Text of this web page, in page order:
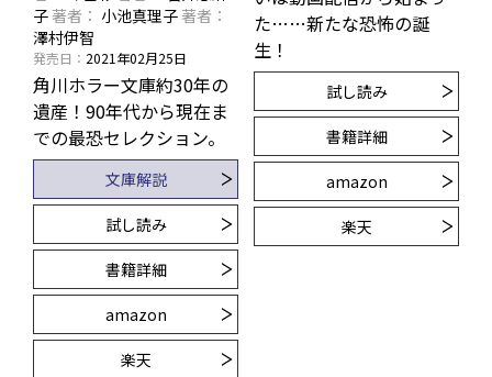
子著者 小池真理子著者
澤村伊智
発売日 2021年02月25日
角川ホラー文庫約30年の
遺産！90年代から現在ま
での最恐セレクション。
文庫解説
試し読み
書籍詳細
amazon
楽天
た……新たな恐怖の誕
生！
試し読み
書籍詳細
amazon
楽天